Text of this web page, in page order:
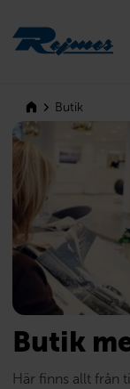
Butik
Butik
Här finns allt från